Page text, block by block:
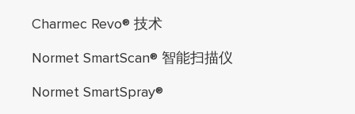
Charmec Revo® 技术
Normet SmartScan® 智能扫描仪
Normet SmartSpray®